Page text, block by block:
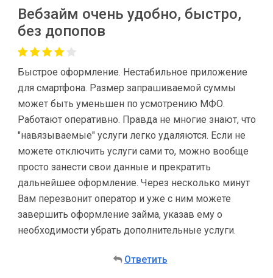
Вебзайм очень удобно, быстро,
без допопов
Быстрое оформление. Нестабильное приложение
для смартфона. Размер запрашиваемой суммы
может быть уменьшен по усмотрению МФО.
Работают оперативно. Правда не многие знают, что
"навязываемые" услуги легко удаляются. Если не
можете отключить услуги сами то, можно вообще
просто занести свои данные и прекратить
дальнейшее оформление. Через несколько минут
Вам перезвонит оператор и уже с ним можете
завершить оформление займа, указав ему о
необходимости убрать дополнительные услуги.
Ответить